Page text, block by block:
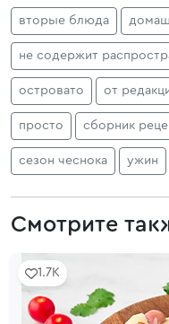
вторые блюда
не содержит
островато от
просто сборник
сезон чеснока ужин
Смотрите
1.7K